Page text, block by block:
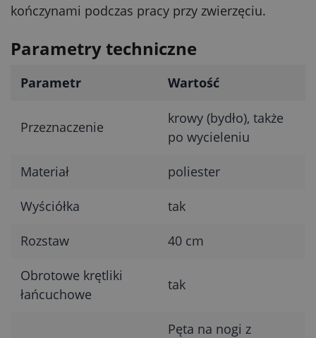
kończynami podczas pracy przy zwierzęciu.
Parametry techniczne
Parametr Wartość
Przeznaczenie
krowy (bydło), także
po wycieleniu
Materiał poliester
Wyściółka tak
Rozstaw 40 cm
Obrotowe krętliki
łańcuchowe
tak
Pęta na nogi z